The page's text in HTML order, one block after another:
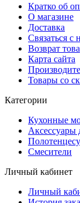
Кратко об
О магазине
Доставка
Связаться с
Возврат
Карта сайта
Товары со
Категории
Кухонные
Аксессуары
Смесители
Личный кабинет
Личный